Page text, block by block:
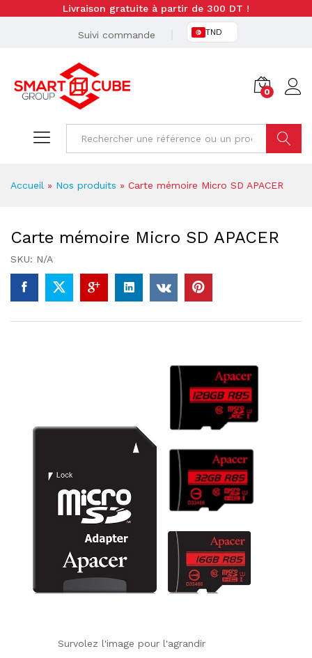
Livraison gratuite à partir de 300 DT !
Suivi commande TND
0
Accueil » Nos produits » Carte mémoire Micro SD APACER
Carte mémoire Micro SD APACER
SKU: N/A
Survolez l'image pour l'agrandir